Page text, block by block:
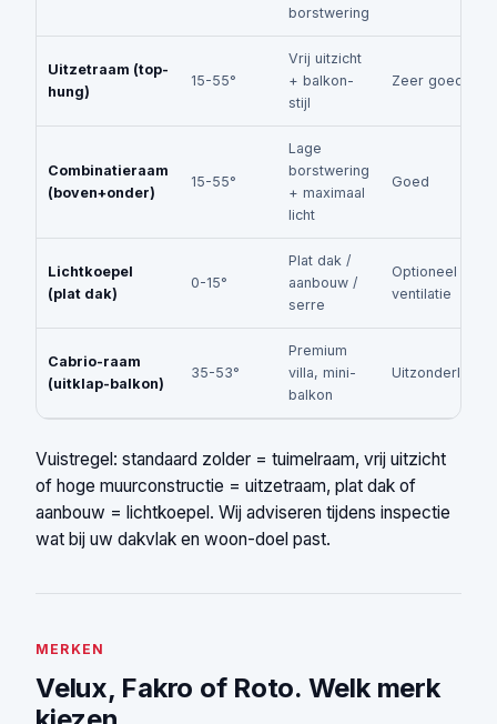
borstwering
Uitzetraam (top-
hung)
15-55°
Vrij uitzicht
+ balkon-
stijl
Zeer goed
Combinatieraam
(boven+onder)
15-55°
Lage
borstwering
+ maximaal
licht
Goed
Lichtkoepel
(plat dak)
0-15°
Plat dak /
aanbouw /
serre
Optioneel
ventilatie
Cabrio-raam
(uitklap-balkon)
35-53°
Premium
villa, mini-
balkon
Uitzonderlijk
Vuistregel: standaard zolder = tuimelraam, vrij uitzicht
of hoge muurconstructie = uitzetraam, plat dak of
aanbouw = lichtkoepel. Wij adviseren tijdens inspectie
wat bij uw dakvlak en woon-doel past.
MERKEN
Velux, Fakro of Roto. Welk merk